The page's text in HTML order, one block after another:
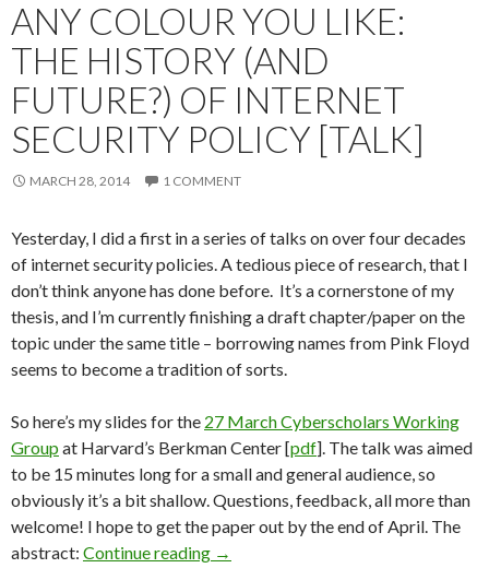
ANY COLOUR YOU LIKE:
THE HISTORY (AND
FUTURE?) OF INTERNET
SECURITY POLICY [TALK]
MARCH 28, 2014 1 COMMENT
Yesterday, I did a first in a series of talks on over four decades
of internet security policies. A tedious piece of research, that I
don’t think anyone has done before. It’s a cornerstone of my
thesis, and I’m currently finishing a draft chapter/paper on the
topic under the same title – borrowing names from Pink Floyd
seems to become a tradition of sorts.
So here’s my slides for the 27 March Cyberscholars Working
Group at Harvard’s Berkman Center [pdf]. The talk was aimed
to be 15 minutes long for a small and general audience, so
obviously it’s a bit shallow. Questions, feedback, all more than
welcome! I hope to get the paper out by the end of April. The
abstract: Continue reading Any Colour You Like: the History
→